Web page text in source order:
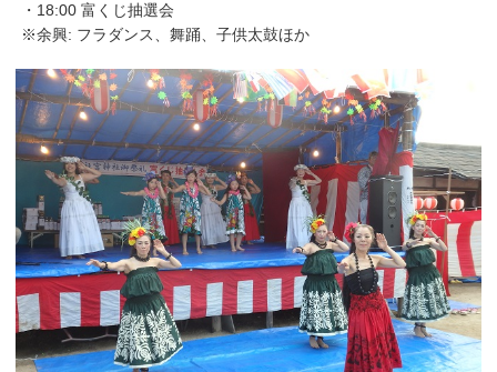
・18:00 富くじ抽選会
※余興: フラダンス、舞踊、子供太鼓ほか